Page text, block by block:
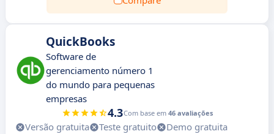
QuickBooks
Software de
gerenciamento número 1
do mundo para pequenas
empresas
4.3Com base em 46 avaliações
Versão gratuita Teste gratuito
Demo gratuita